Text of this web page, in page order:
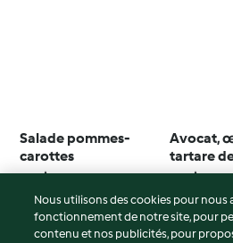
Salade pommes-
carottes
4.3 (35)
Avocat,
tartare
3.8 (4)
Nous utilisons des cookies pour nous
fonctionnement de notre site, pour
contenu et nos publicités, pour